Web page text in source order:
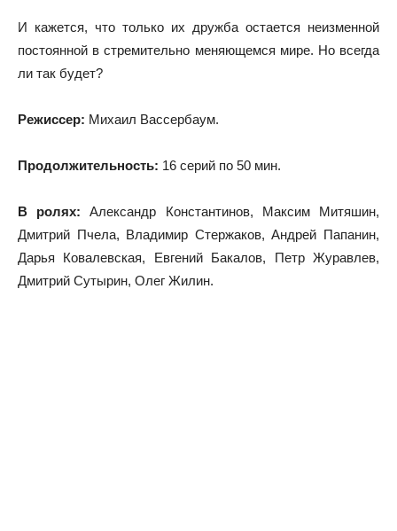
И кажется, что только их дружба остается неизменной
постоянной в стремительно меняющемся мире. Но всегда
ли так будет?
Режиссер: Михаил Вассербаум.
Продолжительность: 16 серий по 50 мин.
В ролях:Александр Константинов, Максим Митяшин,
Дмитрий Пчела, Владимир Стержаков, Андрей Папанин,
Дарья Ковалевская, Евгений Бакалов, Петр Журавлев,
Дмитрий Сутырин, Олег Жилин.